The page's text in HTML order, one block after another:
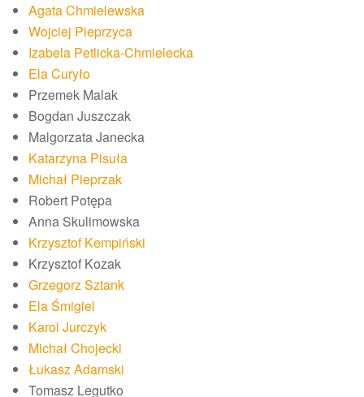
Agata Chmielewska
Wojciej Pieprzyca
Izabela Petlicka-Chmielecka
Ela Curyło
Przemek Malak
Bogdan Juszczak
Malgorzata Janecka
Katarzyna Pisuła
Michał Pieprzak
Robert Potępa
Anna Skulimowska
Krzysztof Kempiński
Krzysztof Kozak
Grzegorz Sztank
Ela Śmigiel
Karol Jurczyk
Michał Chojecki
Łukasz Adamski
Tomasz Legutko